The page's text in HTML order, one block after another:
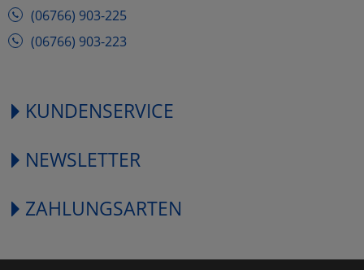
(06766) 903-225
(06766) 903-223
KUNDENSERVICE
NEWSLETTER
ZAHLUNGSARTEN